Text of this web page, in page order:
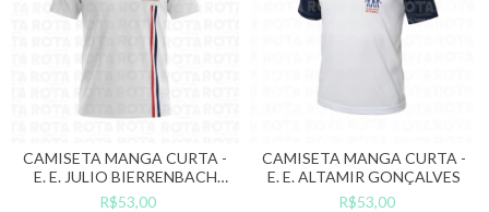
CAMISETA MANGA CURTA -
E. E. JULIO BIERRENBACH
LIMA
R$53,00
CAMISETA MANGA CURTA -
E. E. ALTAMIR GONÇALVES
R$53,00